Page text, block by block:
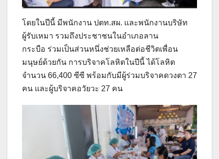
โดยในปีนี้ มีพนักงาน ปตท.สผ. และพนักงานบริษัท
ผู้รับเหมา รวมถึงประชาชนในอำเภอลาน
กระบือ ร่วมเป็นส่วนหนึ่งช่วยเหลือต่อชีวิตเพื่อน
มนุษย์ด้วยกัน การบริจาคโลหิตในปีนี้ ได้โลหิต
จำนวน 66,400 ซีซี พร้อมกับมีผู้ร่วมบริจาคดวงตา 27
คน และผู้บริจาคอวัยวะ 27 คน